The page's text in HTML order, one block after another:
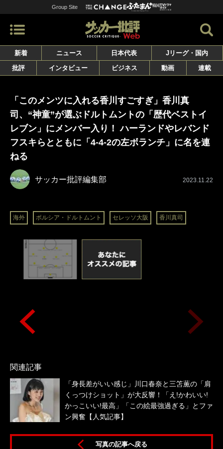
Group Site
新着 ニュース 日本代表
Jリーグ・国内
批評
インタビュー ビジネス 動画 連載
「このメンツに入れる香川すごすぎ」香川真
司、“神童”が選ぶドルトムントの「歴代ベストイ
レブン」にメンバー入り！ ハーランドやレバンド
フスキらとともに「4-4-2の左ボランチ」に名を連
ねる
サッカー批評編集部 2023.11.22
海外 ボルシア・ドルトムント セレッソ大阪 香川真司
関連記事
「身長差がいい感じ」川口春奈と三笘薫の「肩
くっつけショット」が大反響！「え!かわいい!
かっこいい!最高」「この絵最強過ぎる」とファ
ン興奮【人気記事】
写真の記事へ戻る